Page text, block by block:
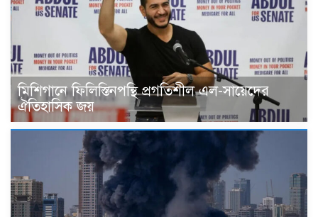
মিশিগানে ফিলিস্তিনপন্থি প্রগতিশীল এল-সায়েদের
ঐতিহাসিক জয়